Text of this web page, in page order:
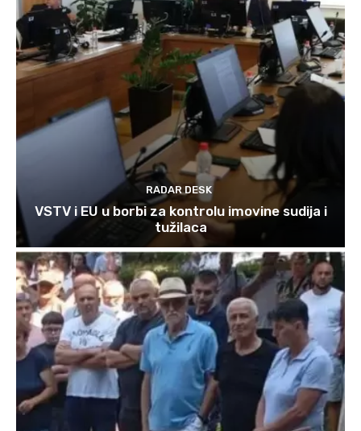
RADAR DESK
VSTV i EU u borbi za kontrolu imovine sudija i
tužilaca